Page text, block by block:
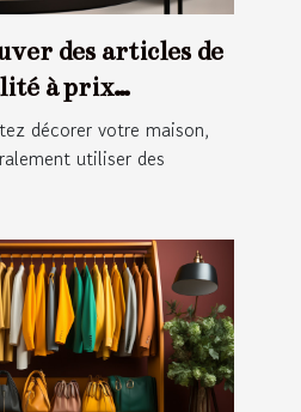
des articles de
à prix
décorer votre maison,
utiliser des